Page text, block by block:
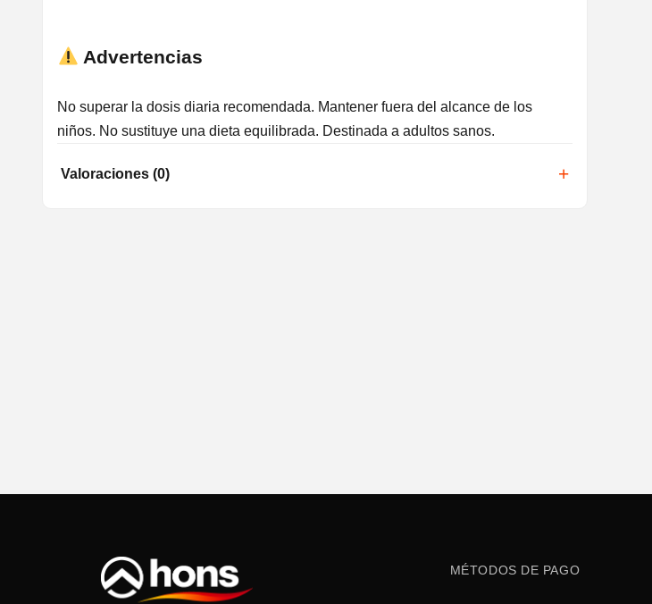
Advertencias
No superar la dosis diaria recomendada. Mantener fuera del alcance de los
niños. No sustituye una dieta equilibrada. Destinada a adultos sanos.
Valoraciones (0)
MÉTODOS DE PAGO